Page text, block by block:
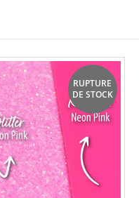
RUPTURE
DE STOCK